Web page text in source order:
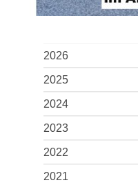
2026
2025
2024
2023
2022
2021